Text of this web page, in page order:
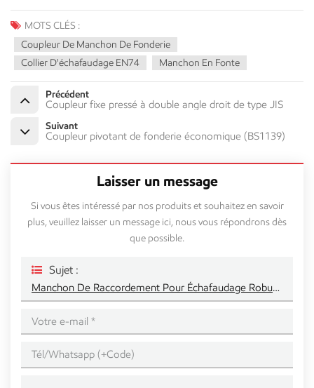
MOTS CLÉS :
Coupleur De Manchon De Fonderie
Collier D'échafaudage EN74
Manchon En Fonte
Précédent
Coupleur fixe pressé à double angle droit de type JIS
Suivant
Coupleur pivotant de fonderie économique (BS1139)
Laisser un message
Si vous êtes intéressé par nos produits et souhaitez en savoir
plus, veuillez laisser un message ici, nous vous répondrons dès
que possible.
Sujet :
Manchon De Raccordement Pour Échafaudage Robuste EN74